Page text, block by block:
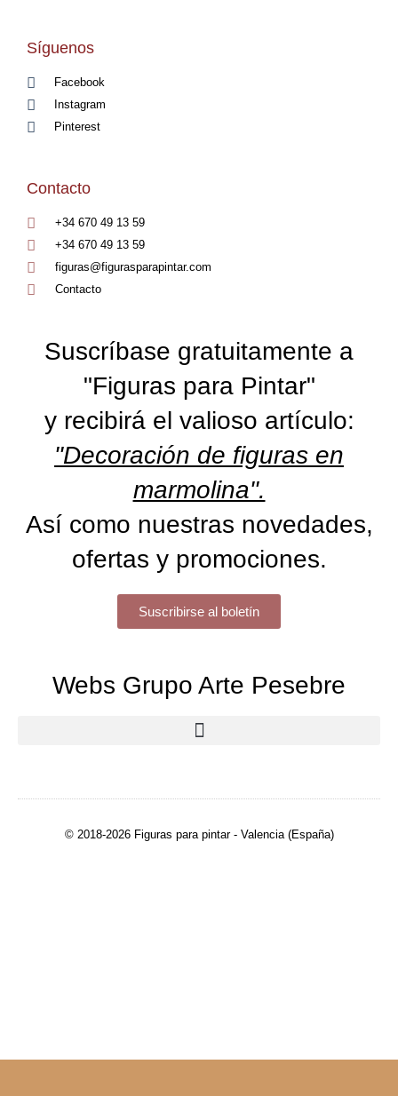
Síguenos
Facebook
Instagram
Pinterest
Contacto
+34 670 49 13 59
+34 670 49 13 59
figuras@figurasparapintar.com
Contacto
Suscríbase gratuitamente a
"Figuras para Pintar"
y recibirá el valioso artículo:
"Decoración de figuras en
marmolina".
Así como nuestras novedades,
ofertas y promociones.
Suscribirse al boletín
Webs Grupo Arte Pesebre
© 2018-2026 Figuras para pintar - Valencia (España)